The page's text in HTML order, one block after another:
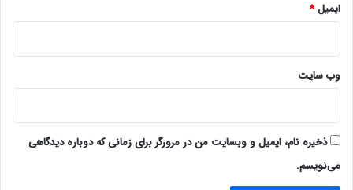
ایمیل*
وب‌ سایت
ذخیره نام، ایمیل و وبسایت من در مرورگر برای زمانی که دوباره دیدگاهی
می‌نویسم.